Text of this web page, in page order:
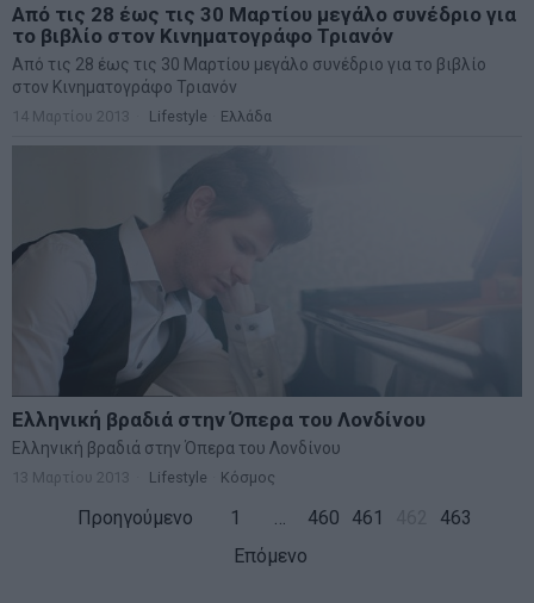
Από τις 28 έως τις 30 Μαρτίου μεγάλο συνέδριο για
το βιβλίο στον Κινηματογράφο Τριανόν
Από τις 28 έως τις 30 Μαρτίου μεγάλο συνέδριο για το βιβλίο
στον Κινηματογράφο Τριανόν
14 Μαρτίου 2013 Lifestyle Ελλάδα
Ελληνική βραδιά στην Όπερα του Λονδίνου
Ελληνική βραδιά στην Όπερα του Λονδίνου
13 Μαρτίου 2013 Lifestyle Κόσμος
Προηγούμενο 1 … 460 461
463
Επόμενο